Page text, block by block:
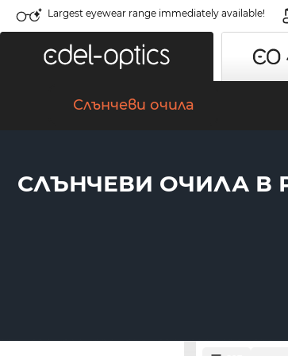
Largest eyewear range immediately available!
Слънчеви очила
СЛЪНЧЕВИ ОЧИЛА В